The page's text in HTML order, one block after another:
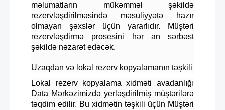
məlumatların mükəmməl şəkildə
rezervləşdirilməsində məsuliyyətə hazır
olmayan şəxslər üçün yararlıdır. Müştəri
rezervləşdirmə prosesini hər an sərbəst
şəkildə nəzarət edəcək.
Uzaqdan və lokal rezerv kopyalamanın təşkili
Lokal rezerv kopyalama xidməti avadanlığı
Data Mərkəzimizdə yerləşdirilmiş müştərilərə
təqdim edilir. Bu xidmətin təşkili üçün Müştəri